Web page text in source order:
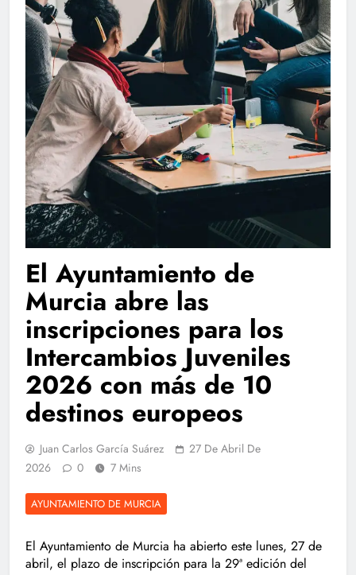
El Ayuntamiento de
Murcia abre las
inscripciones para los
Intercambios Juveniles
2026 con más de 10
destinos europeos
Juan Carlos García Suárez
27 De Abril De
2026
0 7 Mins
AYUNTAMIENTO DE MURCIA
El Ayuntamiento de Murcia ha abierto este lunes, 27 de
abril, el plazo de inscripción para la 29ª edición del